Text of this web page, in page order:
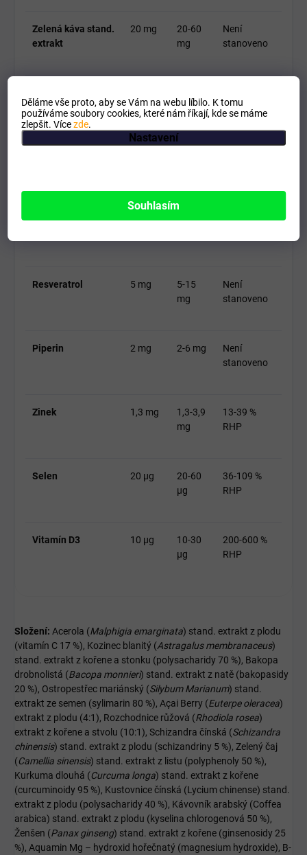
Děláme vše proto, aby se Vám na webu líbilo. K tomu
používáme soubory cookies, které nám říkají, kde se máme
zlepšit. Vícezde.
Nastavení
Souhlasím
Zelená káva stand.
extrakt
20 mg
20-60
mg
Není
stanoveno
extrakt
mg
stanoveno
B-komplex 12 mg
12-36
34-102 %
Resveratrol 5 mg
5-15
mg
Není
stanoveno
Piperin 2 mg 2-6 mg
Není
stanoveno
Zinek 1,3 mg
1,3-3,9
mg
13-39 %
RHP
Selen 20 μg
20-60
μg
36-109 %
RHP
Vitamín D3 10 μg
10-30
μg
200-600 %
RHP
Složení: Acerola (Malphigia emarginata) stand. extrakt z plodu
(vitamín C 17 %), Kozinec blanitý (Astragalus membranaceus)
stand. extrakt z kořene a stonku (polysacharidy 70 %), Bakopa
drobnolistá (Bacopa monnieri) stand. extrakt z natě (bakopasidy
20 %), Ostropestřec mariánský (Silybum Marianum) stand.
extrakt ze semen (sylimarin 80 %), Açai Berry (Euterpe oleracea)
extrakt z plodu (4:1), Rozchodnice růžová (Rhodiola rosea)
extrakt z kořene a stvolu (10:1), Schizandra čínská (Schizandra
chinensis) stand. extrakt z plodu (schizandriny 5 %), Zelený čaj
(Camellia sinensis) stand. extrakt z listu (polyphenoly 50 %),
Kurkuma dlouhá (Curcuma longa) stand. extrakt z kořene
(curcuminoidy 95 %), Kustovnice čínská (Lycium chinense) stand.
extrakt z plodu (polysacharidy 40 %), Kávovník arabský (Coffea
arabica) stand. extrakt z plodu (kyselina chlorogenová 50 %),
Ženšen (Panax ginseng) stand. extrakt z kořene (ginsenosidy 25
%), Aquamin Mg – hydroxid hořečnatý (magnesium hydroxide), B-